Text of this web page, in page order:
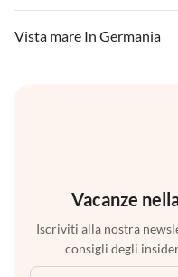
Vista mare In Germania
Vacanze
Iscriviti alla nostra
consigli degli